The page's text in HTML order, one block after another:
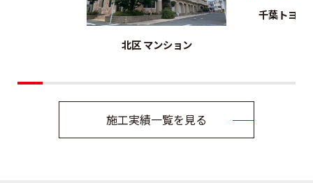
北区 マンション
千葉トヨ
施工実績一覧を見る